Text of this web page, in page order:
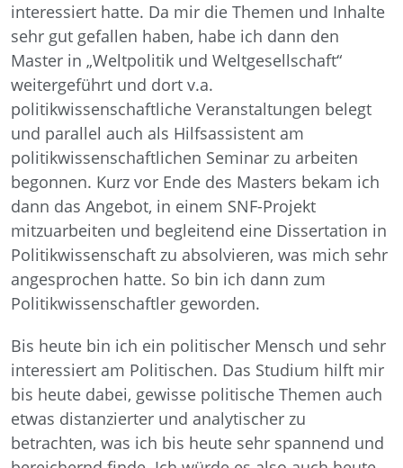
interessiert hatte. Da mir die Themen und Inhalte
sehr gut gefallen haben, habe ich dann den
Master in „Weltpolitik und Weltgesellschaft“
weitergeführt und dort v.a.
politikwissenschaftliche Veranstaltungen belegt
und parallel auch als Hilfsassistent am
politikwissenschaftlichen Seminar zu arbeiten
begonnen. Kurz vor Ende des Masters bekam ich
dann das Angebot, in einem SNF-Projekt
mitzuarbeiten und begleitend eine Dissertation in
Politikwissenschaft zu absolvieren, was mich sehr
angesprochen hatte. So bin ich dann zum
Politikwissenschaftler geworden.
Bis heute bin ich ein politischer Mensch und sehr
interessiert am Politischen. Das Studium hilft mir
bis heute dabei, gewisse politische Themen auch
etwas distanzierter und analytischer zu
betrachten, was ich bis heute sehr spannend und